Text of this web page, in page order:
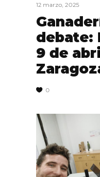
12 marzo, 2025
debate:
9 de
0